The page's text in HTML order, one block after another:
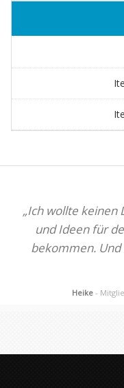
„Ich wollte keinen
und Ideen für
bekommen.
Heike -